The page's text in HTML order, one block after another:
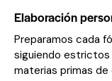
Elaboración
Preparamos cada
siguiendo
materias primas